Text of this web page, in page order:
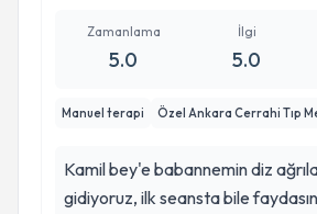
Zamanlama
5.0
İlgi
5.0
Manuel terapi Özel Ankara Cerrahi Tıp
Kamil bey'e babannemin diz
gidiyoruz, ilk seansta bile